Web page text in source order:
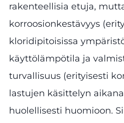
rakenteellisia etuja,
korroosionkestävyys
kloridipitoisissa
käyttölämpötila ja
turvallisuus (erityisesti
lastujen käsittelyn
huolellisesti huomioon.